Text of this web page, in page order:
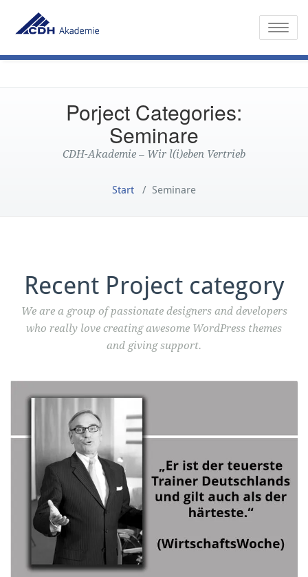
Porject Categories:
Seminare
CDH-Akademie – Wir l(i)eben Vertrieb
Start / Seminare
Recent Project category
We are a group of passionate designers and developers
who really love creating awesome WordPress themes
and giving support.